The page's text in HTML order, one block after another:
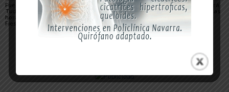
Fuegos artificiales en
Tudela 2026: días y
horarios durante las
Fiestas de Santa Ana
Qué hacer con niños en
las Fiestas de Tudela
2026
La Revolvedera llenará
de ambiente festivo las
durante Santa Ana